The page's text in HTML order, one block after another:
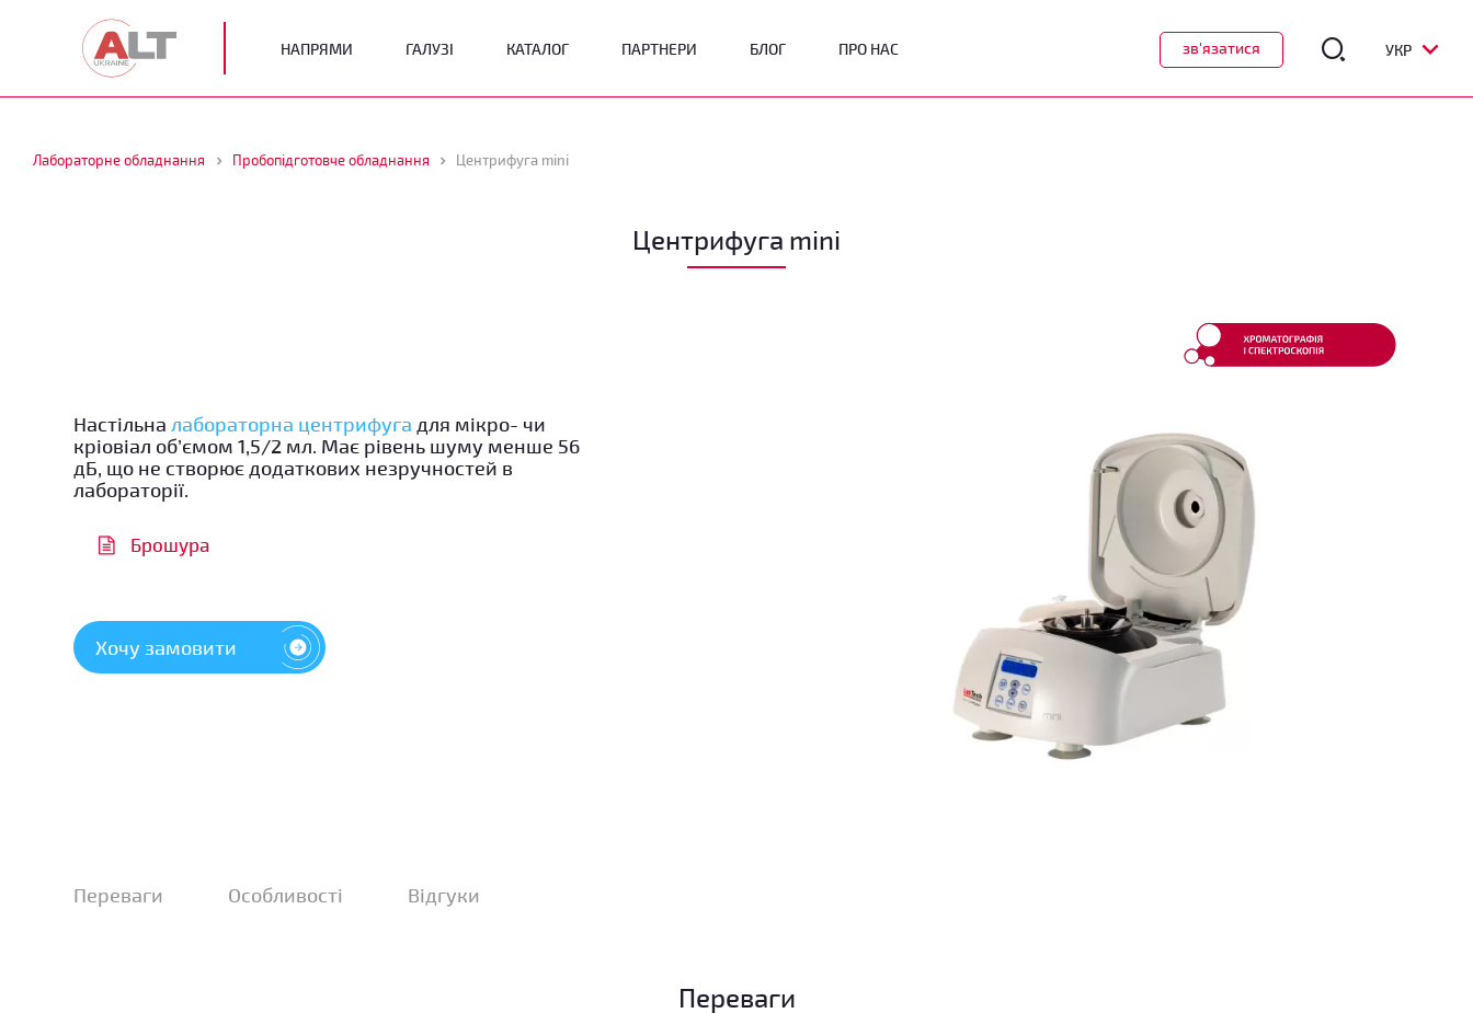
НАПРЯМИ ГАЛУЗІ КАТАЛОГ ПАРТНЕРИ БЛОГ ПРО НАС зв'язатися УКР
Лабораторне обладнання Пробопідготовче обладнання Центрифуга mini
Центрифуга mini
Настільналабораторна центрифуга для мікро- чи
кріовіал об’ємом 1,5/2 мл. Має рівень шуму менше 56
дБ, що не створює додаткових незручностей в
лабораторії.
Брошура
Хочу замовити
Переваги Особливості Відгуки
Переваги